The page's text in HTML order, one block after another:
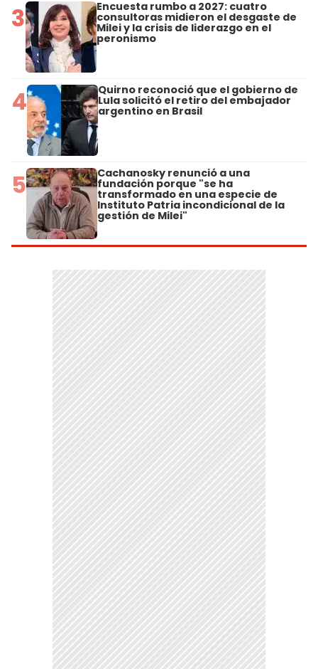
3 Encuesta rumbo a 2027: cuatro
consultoras midieron el desgaste de
Milei y la crisis de liderazgo en el
peronismo
4 Quirno reconoció que el gobierno de
Lula solicitó el retiro del embajador
argentino en Brasil
5 Cachanosky renunció a una
fundación porque "se ha
transformado en una especie de
Instituto Patria incondicional de la
gestión de Milei"